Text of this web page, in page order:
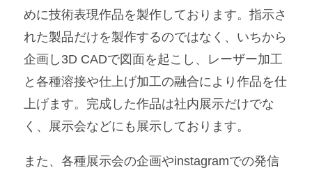
めに技術表現作品を製作しております。指示さ
れた製品だけを製作するのではなく、いちから
企画し3D CADで図面を起こし、レーザー加工
と各種溶接や仕上げ加工の融合により作品を仕
上げます。完成した作品は社内展示だけでな
く、展示会などにも展示しております。
また、各種展示会の企画やinstagramでの発信